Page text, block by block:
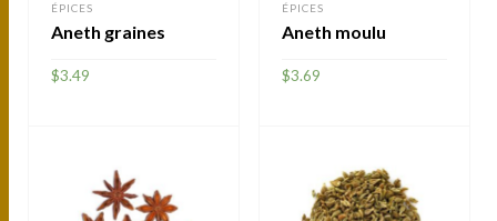
ÉPICES
Aneth graines
$3.49
ÉPICES
Aneth moulu
$3.69